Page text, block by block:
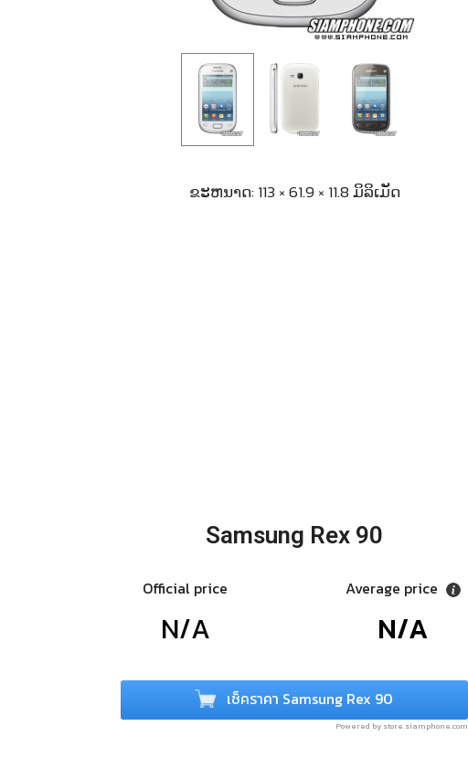
ຂະຫນາດ: 113 × 61.9 × 11.8 ມິລິເມັດ
Samsung Rex 90
Official price
N/A
Average price
N/A
เช็คราคา Samsung Rex 90
Powered by store.siamphone.com